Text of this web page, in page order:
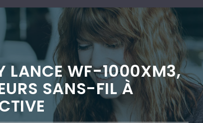
LANCE WF-1000XM3,
SANS-FIL À